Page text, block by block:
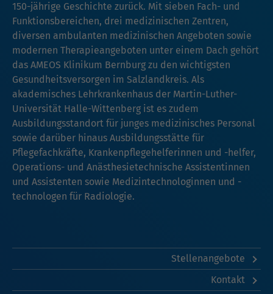
150-jährige Geschichte zurück. Mit sieben Fach- und
Funktionsbereichen, drei medizinischen Zentren,
diversen ambulanten medizinischen Angeboten sowie
modernen Therapieangeboten unter einem Dach gehört
das AMEOS Klinikum Bernburg zu den wichtigsten
Gesundheitsversorgen im Salzlandkreis. Als
akademisches Lehrkrankenhaus der Martin-Luther-
Universität Halle-Wittenberg ist es zudem
Ausbildungsstandort für junges medizinisches Personal
sowie darüber hinaus Ausbildungsstätte für
Pflegefachkräfte, Krankenpflegehelferinnen und -helfer,
Operations- und Anästhesietechnische Assistentinnen
und Assistenten sowie Medizintechnologinnen und -
technologen für Radiologie.
Stellenangebote
Kontakt